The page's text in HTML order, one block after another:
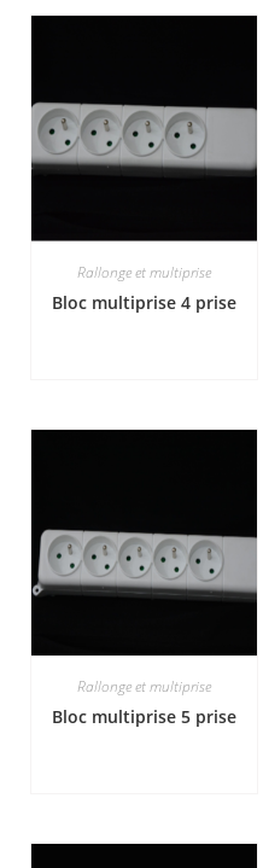
Rallonge et multiprise
Bloc multiprise 4 prise
Rallonge et multiprise
Bloc multiprise 5 prise